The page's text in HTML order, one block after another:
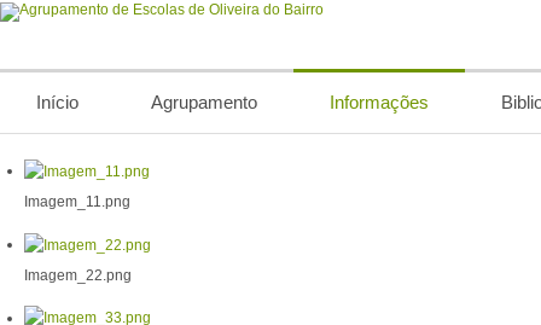
Início Agrupamento Informações
Imagem_11.png
Imagem_22.png